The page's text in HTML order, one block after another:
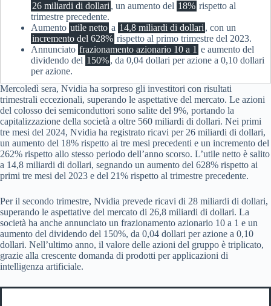
26 miliardi di dollari , un aumento del 18% rispetto al
trimestre precedente.
Aumento utile netto a 14,8 miliardi di dollari , con un
incremento del 628% rispetto al primo trimestre del 2023.
Annunciato frazionamento azionario 10 a 1 e aumento del
dividendo del 150%, da 0,04 dollari per azione a 0,10 dollari
per azione.
Mercoledì sera, Nvidia ha sorpreso gli investitori con risultati
trimestrali eccezionali, superando le aspettative del mercato. Le azioni
del colosso dei semiconduttori sono salite del 9%, portando la
capitalizzazione della società a oltre 560 miliardi di dollari. Nei primi
tre mesi del 2024, Nvidia ha registrato ricavi per 26 miliardi di dollari,
un aumento del 18% rispetto ai tre mesi precedenti e un incremento del
262% rispetto allo stesso periodo dell’anno scorso. L’utile netto è salito
a 14,8 miliardi di dollari, segnando un aumento del 628% rispetto ai
primi tre mesi del 2023 e del 21% rispetto al trimestre precedente.
Per il secondo trimestre, Nvidia prevede ricavi di 28 miliardi di dollari,
superando le aspettative del mercato di 26,8 miliardi di dollari. La
società ha anche annunciato un frazionamento azionario 10 a 1 e un
aumento del dividendo del 150%, da 0,04 dollari per azione a 0,10
dollari. Nell’ultimo anno, il valore delle azioni del gruppo è triplicato,
grazie alla crescente domanda di prodotti per applicazioni di
intelligenza artificiale.